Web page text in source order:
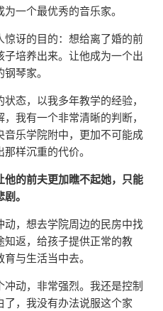
一个最优秀的音乐家。
讶的目的：想给离了婚的前
培养出来。让他成为一个出
琴家。
态，以我多年教学的经验，
我有一个非常清晰的判断，
乐学院附中，更加不可能成
样沉重的代价。
他的前夫更加瞧不起她，只能
。
，想去学院周边的民房中找
返，给孩子提供正常的教
与生活当中去。
动，非常强烈。我还是控制
，我没有办法说服这个家